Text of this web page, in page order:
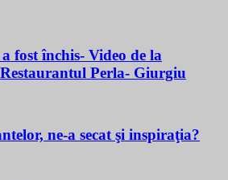
fost închis- Video de la
Perla- Giurgiu
ne-a secat şi inspiraţia?